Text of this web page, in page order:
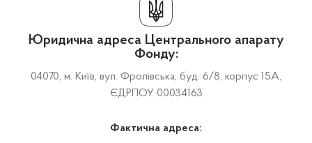
Юридична адреса Центрального апарату
Фонду:
04070, м. Київ, вул. Фролівська, буд. 6/8, корпус 15А,
ЄДРПОУ 00034163
Фактична адреса: